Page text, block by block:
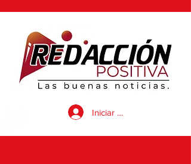
Iniciar sesión